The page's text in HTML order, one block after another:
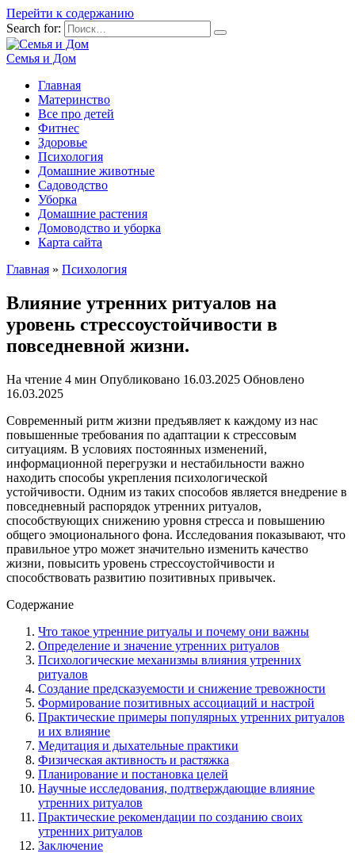
Перейти к содержанию
Search for:
Семья и Дом
Главная
Материнство
Все про детей
Фитнес
Здоровье
Психология
Домашние животные
Садоводство
Уборка
Домашние растения
Домоводство и уборка
Карта сайта
Главная » Психология
Влияние утренних ритуалов на
уровень стрессоустойчивости в
повседневной жизни.
На чтение 4 мин Опубликовано 16.03.2025 Обновлено
16.03.2025
Современный ритм жизни предъявляет к каждому из нас
повышенные требования по адаптации к стрессовым
ситуациям. В условиях постоянных изменений,
информационной перегрузки и нестабильности важно
находить способы укрепления психологической
устойчивости. Одним из таких способов является внедрение в
повседневный распорядок утренних ритуалов,
способствующих снижению уровня стресса и повышению
общего эмоционального фона. Исследования показывают, что
правильное утро может значительно изменить качество
жизни, повысить уровень стрессоустойчивости и
способствовать развитию позитивных привычек.
Содержание
Что такое утренние ритуалы и почему они важны
Определение и значение утренних ритуалов
Психологические механизмы влияния утренних
ритуалов
Создание предсказуемости и снижение тревожности
Формирование позитивных ассоциаций и настрой
Практические примеры популярных утренних ритуалов
и их влияние
Медитация и дыхательные практики
Физическая активность и растяжка
Планирование и постановка целей
Научные исследования, подтверждающие влияние
утренних ритуалов
Практические рекомендации по созданию своих
утренних ритуалов
Заключение